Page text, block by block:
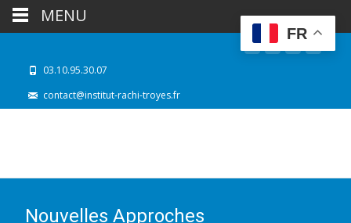
03.10.95.30.07
contact@institut-rachi-troyes.fr
Nouvelles Approches
FR
MENU